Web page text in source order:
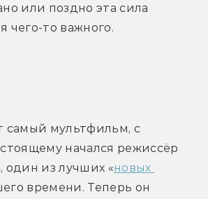
или поздно эта сила
чего-то важного.
самый мультфильм, с
начался режиссёр
один из лучших «новых
времени. Теперь он